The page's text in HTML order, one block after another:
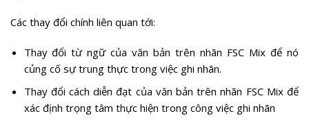
Các thay đổi chính liên quan tới:
Thay đổi từ ngữ của văn bản trên nhãn FSC Mix để nó
củng cố sự trung thực trong việc ghi nhãn.
Thay đổi cách diễn đạt của văn bản trên nhãn FSC Mix để
xác định trọng tâm thực hiện trong công việc ghi nhãn